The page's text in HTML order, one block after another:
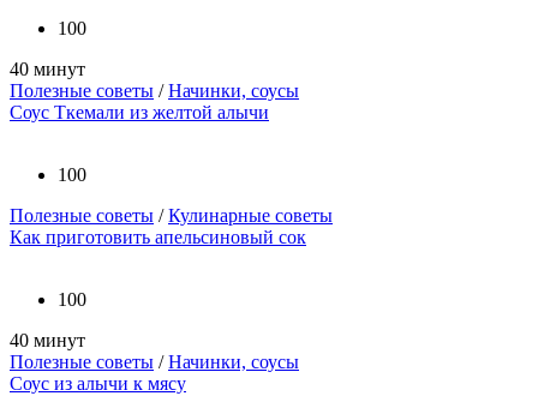
100
40 минут
Полезные советы /Начинки, соусы
Соус Ткемали из желтой алычи
100
Полезные советы /Кулинарные советы
Как приготовить апельсиновый сок
100
40 минут
Полезные советы /Начинки, соусы
Соус из алычи к мясу